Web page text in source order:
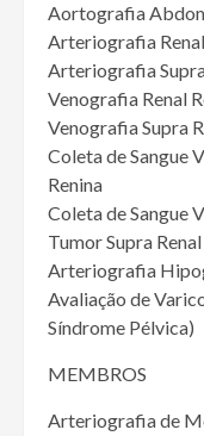
Aortografia
Arteriografia Renal
Arteriografia
Venografia Renal
Venografia Supra
Coleta de Sangue
Renina
Coleta de Sangue
Tumor Supra
Arteriografia
Avaliação de
Síndrome Pélvica)
MEMBROS
Arteriografia de